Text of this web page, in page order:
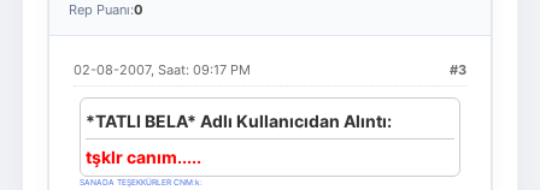
Rep Puanı:0
#3
02-08-2007, Saat: 09:17 PM
*TATLI BELA* Adlı Kullanıcıdan Alıntı:
tşklr canım.....
SANADA TEŞEKKÜRLER CNM:k: